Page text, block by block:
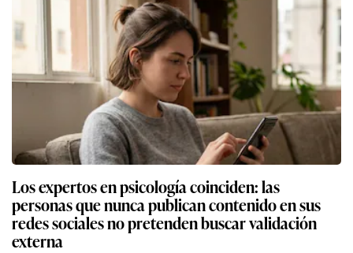
Los expertos en psicología coinciden: las
personas que nunca publican contenido en sus
redes sociales no pretenden buscar validación
externa